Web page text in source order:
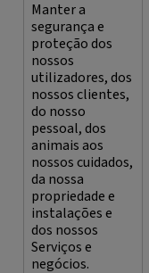
Manter a
segurança e
proteção dos
nossos
utilizadores, dos
nossos clientes,
do nosso
pessoal, dos
animais aos
nossos cuidados,
da nossa
propriedade e
instalações e
dos nossos
Serviços e
negócios.